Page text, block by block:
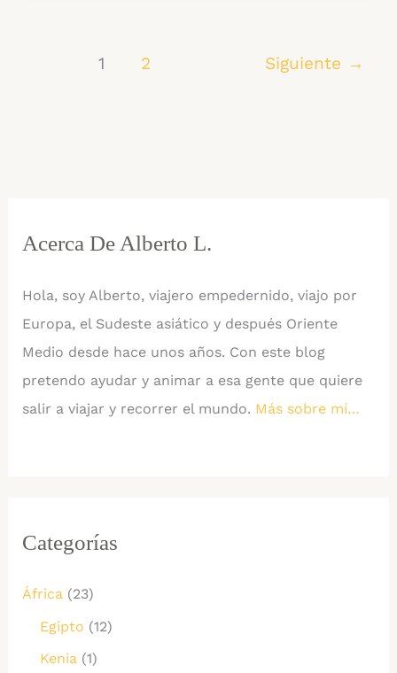
en
1 2 Siguiente →
Acerca De Alberto L.
Hola, soy Alberto, viajero empedernido, viajo por
Europa, el Sudeste asiático y después Oriente
Medio desde hace unos años. Con este blog
pretendo ayudar y animar a esa gente que quiere
salir a viajar y recorrer el mundo. Más sobre mí…
Categorías
África(23)
Egipto (12)
Kenia(1)